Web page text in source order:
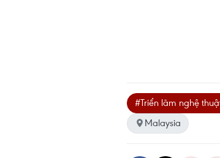
#Triển lãm nghệ
Malaysia